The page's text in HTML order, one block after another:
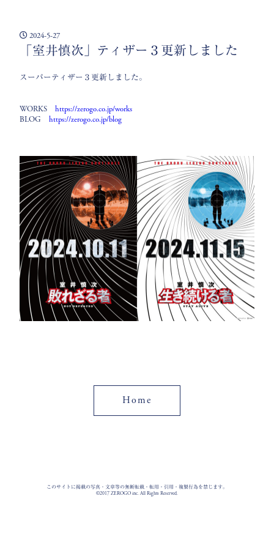
2024-5-27
「室井慎次」ティザー３更新しました
スーパーティザー３更新しました。
WORKShttps://zerogo.co.jp/works
BLOGhttps://zerogo.co.jp/blog
Home
このサイトに掲載の写真・文章等の無断転載・転用・引用・複製行為を禁じます。
©2017 ZEROGO inc. All Rights Reserved.